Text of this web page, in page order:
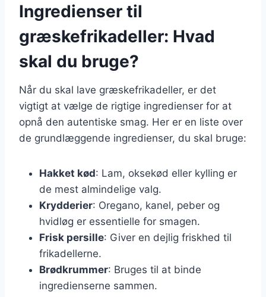
Ingredienser til
græskefrikadeller: Hvad
skal du bruge?
Når du skal lave græskefrikadeller, er det
vigtigt at vælge de rigtige ingredienser for at
opnå den autentiske smag. Her er en liste over
de grundlæggende ingredienser, du skal bruge:
Hakket kød: Lam, oksekød eller kylling er
de mest almindelige valg.
Krydderier: Oregano, kanel, peber og
hvidløg er essentielle for smagen.
Frisk persille: Giver en dejlig friskhed til
frikadellerne.
Brødkrummer: Bruges til at binde
ingredienserne sammen.